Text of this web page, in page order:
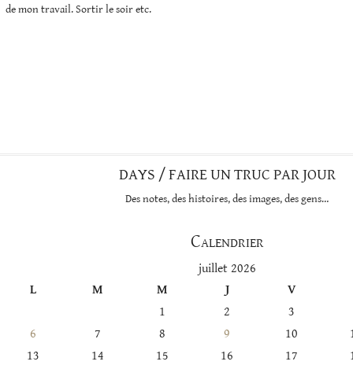
de mon travail. Sortir le soir etc.
DAYS / FAIRE UN TRUC PAR JOUR
Des notes, des histoires, des images, des gens…
Calendrier
juillet 2026
L
M M J
V
1
2
3
6
7 8 9 10
13
14 15 16 17